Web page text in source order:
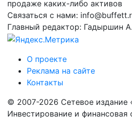
продаже каких-либо активов
Связаться с нами:
Главный редактор: Гадыршин
О проекте
Реклама на сайте
Контакты
© 2007-2026 Сетевое издание
Инвестирование и финансовая